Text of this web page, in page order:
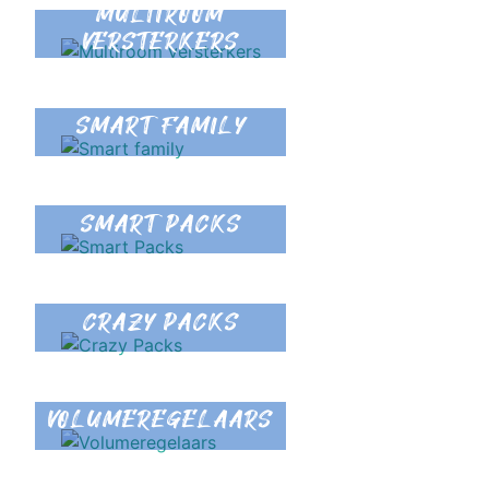
MULTIROOM
VERSTERKERS
SMART FAMILY
SMART PACKS
CRAZY PACKS
VOLUMEREGELAARS